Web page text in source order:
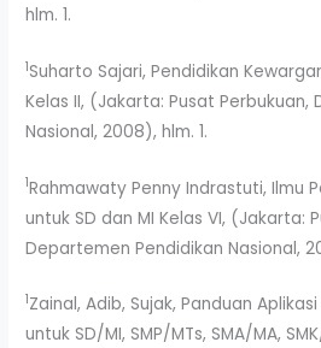
hlm. 1.
1Suharto Sajari, Pendidikan
Kelas II, (Jakarta: Pusat
Nasional, 2008), hlm. 1.
1Rahmawaty Penny Indrastuti, Ilmu
untuk SD dan MI Kelas VI, (Jakarta:
Departemen Pendidikan Nasional,
1Zainal, Adib, Sujak, Panduan
untuk SD/MI, SMP/MTs, SMA/MA,